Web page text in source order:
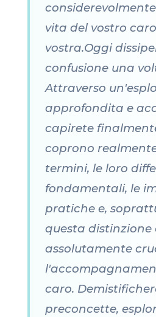
vita del vostro
vostra.Oggi
confusione una
Attraverso
approfondita e
capirete
coprono
termini, le loro
fondamentali, le
pratiche e,
questa distinzione
assolutamente
caro.
preconcette,